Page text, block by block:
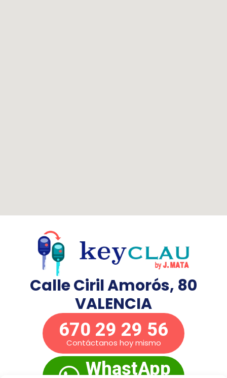
Calle Ciril Amorós, 80
VALENCIA
670 29 29 56
Contáctanos hoy mismo
WhastApp